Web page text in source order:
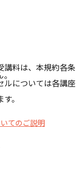
講料は、本規約各条
。
ルについては各講座
。
てのご説明